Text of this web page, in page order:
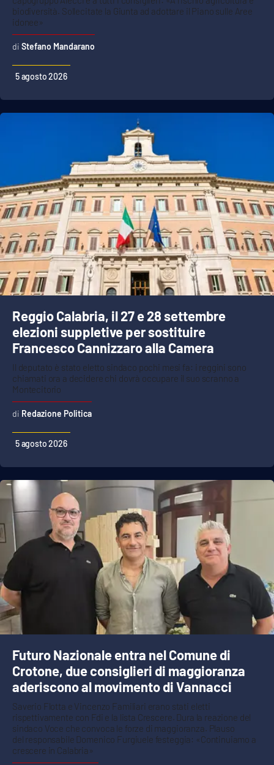
biodiversità. Sollecitate la Giunta ad adottare il Piano sulle Aree
idonee»
Stefano Mandarano
5 agosto 2026
Reggio Calabria, il 27 e 28 settembre
elezioni suppletive per sostituire
Francesco Cannizzaro alla Camera
Il deputato è stato eletto sindaco pochi mesi fa: i reggini sono
chiamati ora a decidere chi dovrà occupare il suo scranno a
Montecitorio
Redazione Politica
5 agosto 2026
Futuro Nazionale entra nel Comune di
Crotone, due consiglieri di maggioranza
aderiscono al movimento di Vannacci
Saverio Flotta e Vincenzo Familiari erano stati eletti
rispettivamente con Fdi e la lista Crescere. Dura la reazione del
sindaco Voce che convoca le forze di maggioranza. Plauso
del responsabile Domenico Furgiuele festeggia: «Continuiamo a
crescere in Calabria»